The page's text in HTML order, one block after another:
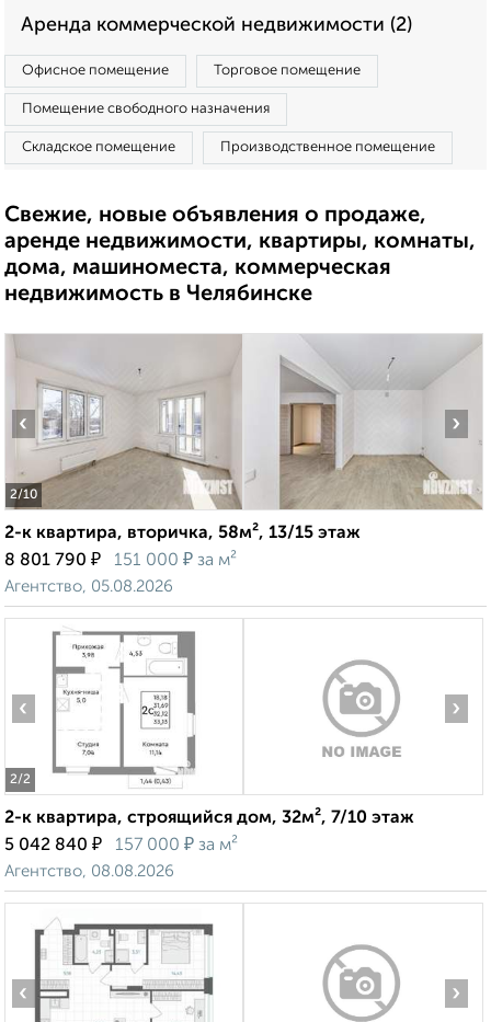
Аренда коммерческой недвижимости (2)
Офисное помещение Торговое помещение
Помещение свободного назначения
Складское помещение Производственное помещение
Свежие, новые объявления о продаже,
аренде недвижимости, квартиры, комнаты,
дома, машиноместа, коммерческая
недвижимость в Челябинске
2/10
‹ ›
2-к квартира, вторичка, 58м², 13/15 этаж
8 801 790 ₽ 151 000 ₽ за м²
Агентство, 05.08.2026
2/2
‹ ›
2-к квартира, строящийся дом, 32м², 7/10 этаж
5 042 840 ₽ 157 000 ₽ за м²
Агентство, 08.08.2026
‹ ›